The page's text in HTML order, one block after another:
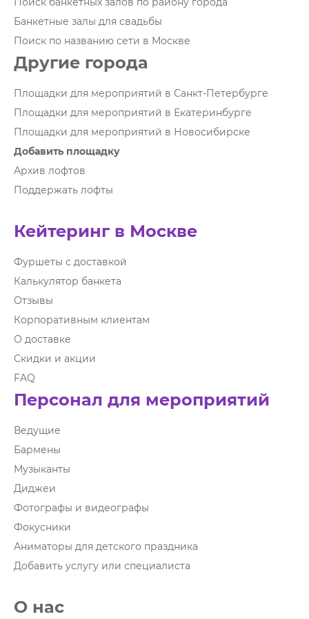
Банкетные залы для свадьбы
Поиск по названию сети в Москве
Другие города
Площадки для мероприятий в Санкт-Петербурге
Площадки для мероприятий в Екатеринбурге
Площадки для мероприятий в Новосибирске
Добавить площадку
Архив лофтов
Поддержать лофты
Кейтеринг в Москве
Фуршеты с доставкой
Калькулятор банкета
Отзывы
Корпоративным клиентам
О доставке
Скидки и акции
FAQ
Персонал для мероприятий
Ведущие
Бармены
Музыканты
Диджеи
Фотографы и видеографы
Фокусники
Аниматоры для детского праздника
Добавить услугу или специалиста
О нас